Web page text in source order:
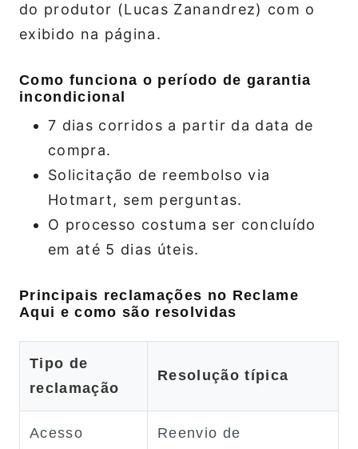
do produtor (Lucas Zanandrez) com o
exibido na página.
Como funciona o período de garantia
incondicional
7 dias corridos a partir da data de
compra.
Solicitação de reembolso via
Hotmart, sem perguntas.
O processo costuma ser concluído
em até 5 dias úteis.
Principais reclamações no Reclame
Aqui e como são resolvidas
Tipo de
reclamação
Resolução típica
Acesso
Reenvio de